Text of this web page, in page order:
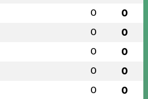
0 0
0 0
0 0
0 0
0 0